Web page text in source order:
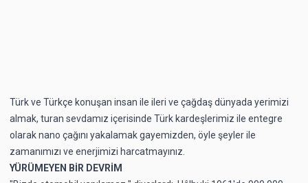
Türk ve Türkçe konuşan insan ile ileri ve çağdaş dünyada yerimizi
almak, turan sevdamız içerisinde Türk kardeşlerimiz ile entegre
olarak nano çağını yakalamak gayemizden, öyle şeyler ile
zamanımızı ve enerjimizi harcatmayınız.
YÜRÜMEYEN BİR DEVRİM